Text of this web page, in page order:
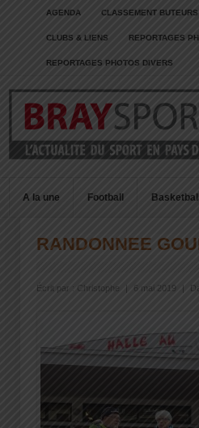
AGENDA CLASSEMENT BUTEURS
CLUBS & LIENS REPORTAGES
REPORTAGES PHOTOS DIVERS
A la une Football Basketball
RANDONNEE
Écrit par : Christophe 6 mai 2019